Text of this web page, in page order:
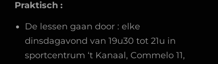
Praktisch :
De lessen gaan door : elke
dinsdagavond van 19u30 tot 21u in
sportcentrum ‘t Kanaal, Commelo 11,